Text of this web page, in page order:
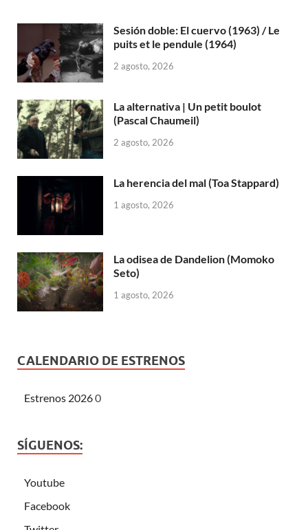
Sesión doble: El cuervo (1963) / Le
puits et le pendule (1964)
2 agosto, 2026
La alternativa | Un petit boulot
(Pascal Chaumeil)
2 agosto, 2026
La herencia del mal (Toa Stappard)
1 agosto, 2026
La odisea de Dandelion (Momoko
Seto)
1 agosto, 2026
CALENDARIO DE ESTRENOS
Estrenos 20260
SÍGUENOS:
Youtube
Facebook